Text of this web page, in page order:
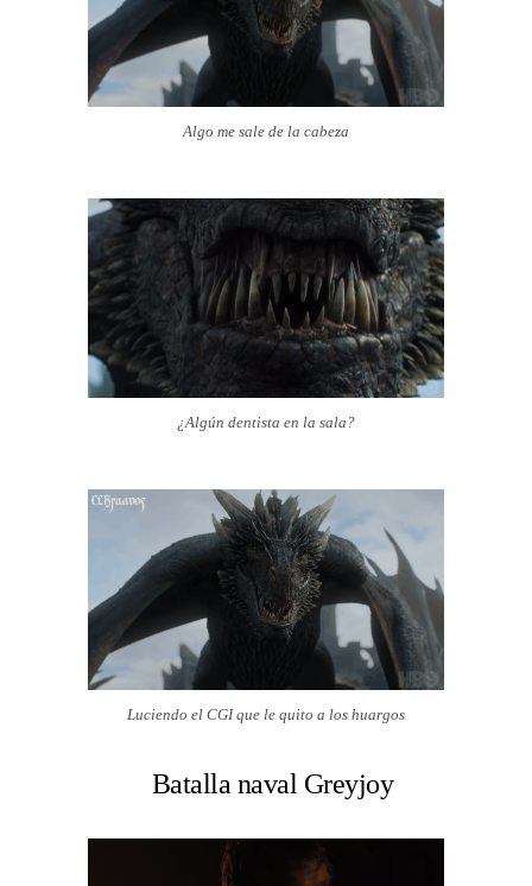
Algo me sale de la cabeza
¿Algún dentista en la sala?
Luciendo el CGI que le quito a los huargos
Batalla naval Greyjoy